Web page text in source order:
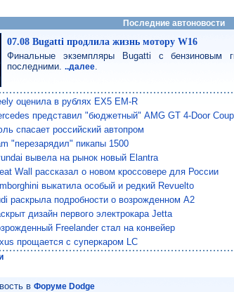
Последние автоновости
07.08 Bugatti продлила жизнь мотору W16
Финальные экземпляры Bugatti с бензиновым
последними...далее
оценила в рублях EX5 EM-R
представил "бюджетный" AMG GT 4-Door
спасает российский автопром
"перезарядил" пикапы 1500
вывела на рынок новый Elantra
Wall рассказал о новом кроссовере для России
выкатила особый и редкий Revuelto
раскрыла подробности о возрожденном A2
дизайн первого электрокара Jetta
Freelander стал на конвейер
прощается с суперкаром LC
вФоруме Dodge